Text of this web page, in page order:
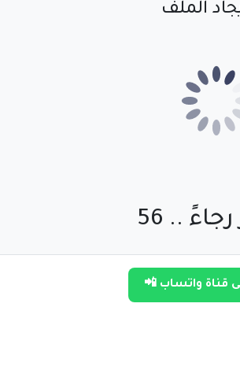
الملف
.. 55
قناة واتساب 📲